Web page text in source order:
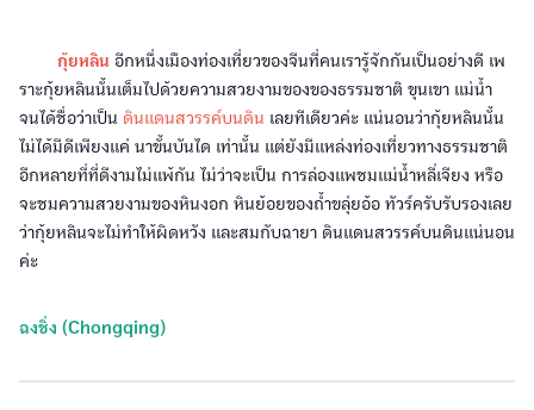
กุ้ยหลิน อีกหนึ่งเมืองท่องเที่ยวของจีนที่คนเรารู้จักกันเป็นอย่างดี เพ
ราะกุ้ยหลินนั้นเต็มไปด้วยความสวยงามของของธรรมชาติ ขุนเขา แม่น้ำ
จนได้ชื่อว่าเป็น ดินแดนสวรรค์บนดิน เลยทีเดียวค่ะ แน่นอนว่ากุ้ยหลินนั้น
ไม่ได้มีดีเพียงแค่ นาขั้นบันได เท่านั้น แต่ยังมีแหล่งท่องเที่ยวทางธรรมชาติ
อีกหลายที่ที่ดีงามไม่แพ้กัน ไม่ว่าจะเป็น การล่องแพชมแม่น้ำหลี่เจียง หรือ
จะชมความสวยงามของหินงอก หินย้อยของถ้ำขลุ่ยอ้อ ทัวร์ครับรับรองเลย
ว่ากุ้ยหลินจะไม่ทำให้ผิดหวัง และสมกับฉายา ดินแดนสวรรค์บนดินแน่นอน
ค่ะ
ฉงชิ่ง (Chongqing)